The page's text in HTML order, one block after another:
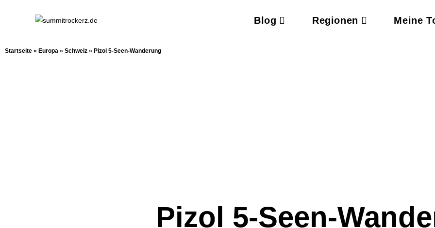
Blog Regionen Meine
Startseite » Europa » Schweiz » Pizol 5-Seen-Wanderung
Pizol 5-Seen-